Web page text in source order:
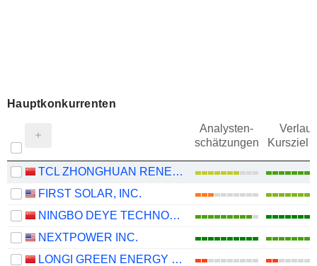
Hauptkonkurrenten
Analysten-
schätzungen
Verlauf
Kursziel
TCL ZHONGHUAN RENEWABLE ENERGY TECHNOLOGY CO.,LTD.
FIRST SOLAR, INC.
NINGBO DEYE TECHNOLOGY GROUP CO., LTD.
NEXTPOWER INC.
LONGI GREEN ENERGY TECHNOLOGY CO., LTD.